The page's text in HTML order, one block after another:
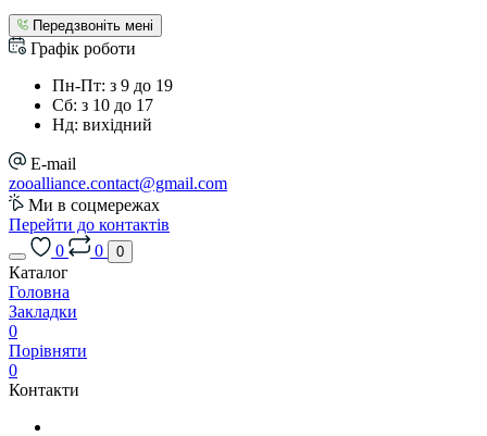
Передзвоніть мені
Графік роботи
Пн-Пт: з 9 до 19
Сб: з 10 до 17
Нд: вихідний
E-mail
zooalliance.contact@gmail.com
Ми в соцмережах
Перейти до контактів
0
0 0
Каталог
Головна
Закладки
0
Порівняти
0
Контакти